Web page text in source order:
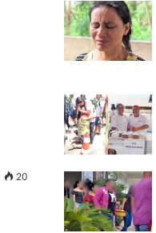
20